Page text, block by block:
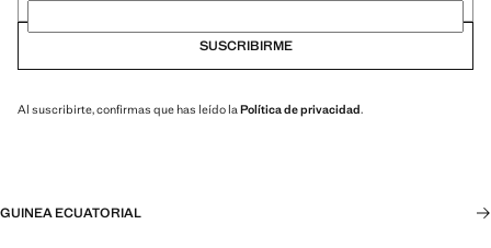
SUSCRIBIRME
Al suscribirte, confirmas que has leído la Política de privacidad.
GUINEA ECUATORIAL